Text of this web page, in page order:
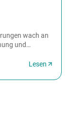
wach an
und
Lesen